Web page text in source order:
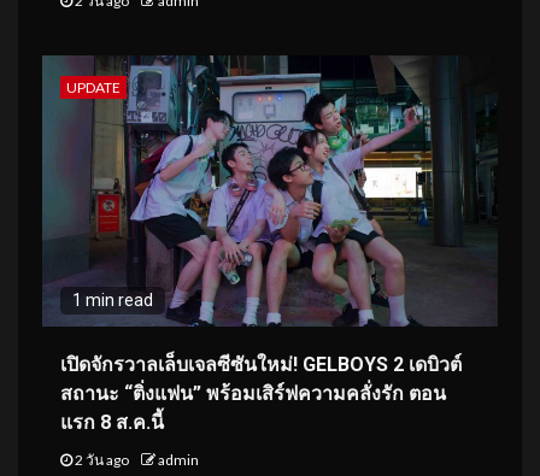
UPDATE
1 min read
เปิดจักรวาลเล็บเจลซีซันใหม่! GELBOYS 2 เดบิวต์
สถานะ “ติ่งแฟน” พร้อมเสิร์ฟความคลั่งรัก ตอน
แรก 8 ส.ค.นี้
2 วัน ago admin